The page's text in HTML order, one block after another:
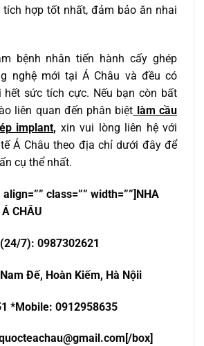
hợp tốt nhất, đảm bảo ăn nhai
bệnh nhân tiến hành cấy ghép
nghệ mới tại Á Châu và đều có
hết sức tích cực. Nếu bạn còn bất
liên quan đến phân biệt làm cầu
implant, xin vui lòng liên hệ với
Á Châu theo địa chỉ dưới đây để
cụ thể nhất.
class=”” width=””]NHA
Á CHÂU
7): 0987302621
Đế, Hoàn Kiếm, Hà Nộii
*Mobile: 0912958635
[/box]